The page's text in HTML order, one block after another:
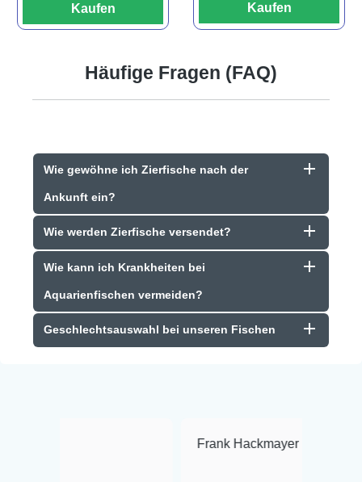
Kaufen Kaufen
Häufige Fragen (FAQ)
Wie gewöhne ich Zierfische nach der
Ankunft ein?
Wie werden Zierfische versendet?
Wie kann ich Krankheiten bei
Aquarienfischen vermeiden?
Geschlechtsauswahl bei unseren Fischen
Frank Hackmayer ★★★★